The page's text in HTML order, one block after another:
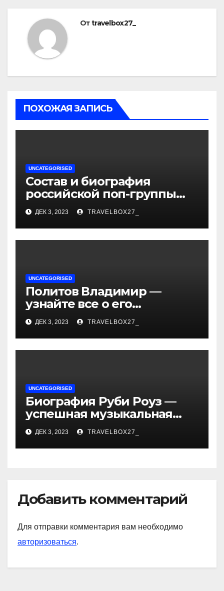
Отtravelbox27_
ПОХОЖАЯ ЗАПИСЬ
UNCATEGORISED
Состав и биография
российской поп-группы
«Иванушки интернешнл»
— история успеха, музыка
и судьбы участников
ДЕК 3, 2023 TRAVELBOX27_
UNCATEGORISED
Политов Владимир —
узнайте все о его
биографии, возрасте и
впечатляющих
достижениях!
ДЕК 3, 2023 TRAVELBOX27_
UNCATEGORISED
Биография Руби Роуз —
успешная музыкальная
карьера, личная жизнь и
знаковые достижения
ДЕК 3, 2023 TRAVELBOX27_
Добавить комментарий
Для отправки комментария вам необходимо
авторизоваться.